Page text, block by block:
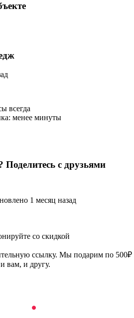
всегда
менее минуты
с друзьями
1 месяц назад
со скидкой
ссылку. Мы подарим по 500₽
вам, и другу.